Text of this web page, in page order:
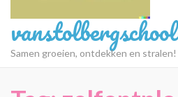
Samen groeien, ontdekken en stralen!